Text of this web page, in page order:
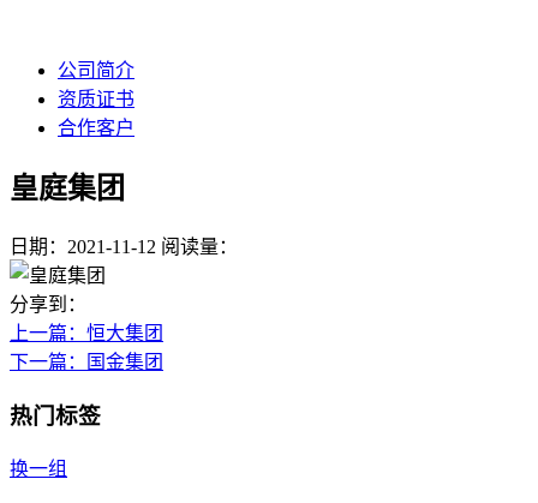
公司简介
资质证书
合作客户
皇庭集团
日期：2021-11-12 阅读量：
分享到：
上一篇 ：恒大集团
下一篇 ：国金集团
热门标签
换一组